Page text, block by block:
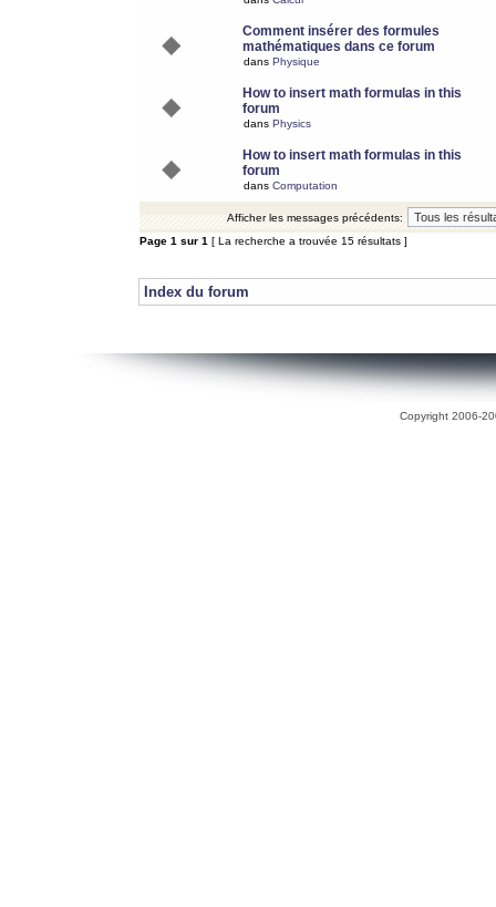
Comment insérer des formules
mathématiques dans ce forum
dans Physique
How to insert math formulas in this
forum
dans Physics
How to insert math formulas in this
forum
dans Computation
Afficher les messages précédents:
Page 1 sur 1 [ La recherche a trouvée 15 résultats ]
Index du forum
Copyright 2006-